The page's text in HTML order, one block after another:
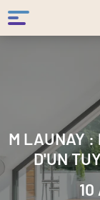
M LAUNAY :
D'UN
10